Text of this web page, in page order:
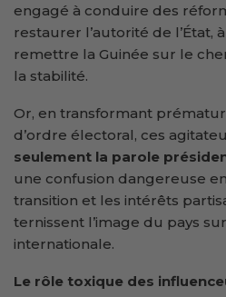
engagé à conduire des
restaurer l’autorité de l’État,
remettre la Guinée sur le
la stabilité.
Or, en transformant
d’ordre électoral, ces
seulement la parole
une confusion dangereuse
transition et les intérêts
ternissent l’image du pays
internationale.
Le rôle toxique des